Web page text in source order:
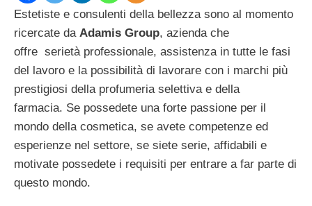
Estetiste e consulenti della bellezza sono al momento
ricercate da Adamis Group, azienda che
offre serietà professionale, assistenza in tutte le fasi
del lavoro e la possibilità di lavorare con i marchi più
prestigiosi della profumeria selettiva e della
farmacia. Se possedete una forte passione per il
mondo della cosmetica, se avete competenze ed
esperienze nel settore, se siete serie, affidabili e
motivate possedete i requisiti per entrare a far parte di
questo mondo.